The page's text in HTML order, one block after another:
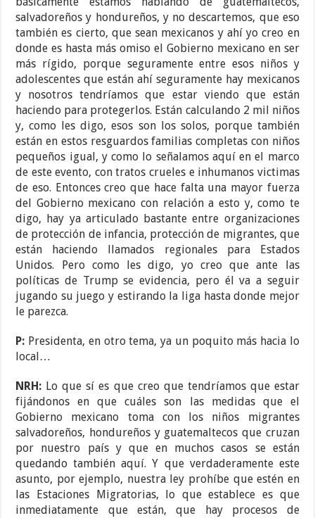
salvadoreños y hondureños, y no descartemos, que eso
también es cierto, que sean mexicanos y ahí yo creo en
donde es hasta más omiso el Gobierno mexicano en ser
más rígido, porque seguramente entre esos niños y
adolescentes que están ahí seguramente hay mexicanos
y nosotros tendríamos que estar viendo que están
haciendo para protegerlos. Están calculando 2 mil niños
y, como les digo, esos son los solos, porque también
están en estos resguardos familias completas con niños
pequeños igual, y como lo señalamos aquí en el marco
de este evento, con tratos crueles e inhumanos victimas
de eso. Entonces creo que hace falta una mayor fuerza
del Gobierno mexicano con relación a esto y, como te
digo, hay ya articulado bastante entre organizaciones
de protección de infancia, protección de migrantes, que
están haciendo llamados regionales para Estados
Unidos. Pero como les digo, yo creo que ante las
políticas de Trump se evidencia, pero él va a seguir
jugando su juego y estirando la liga hasta donde mejor
le parezca.
P: Presidenta, en otro tema, ya un poquito más hacia lo
local…
NRH: Lo que sí es que creo que tendríamos que estar
fijándonos en que cuáles son las medidas que el
Gobierno mexicano toma con los niños migrantes
salvadoreños, hondureños y guatemaltecos que cruzan
por nuestro país y que en muchos casos se están
quedando también aquí. Y que verdaderamente este
asunto, por ejemplo, nuestra ley prohíbe que estén en
las Estaciones Migratorias, lo que establece es que
inmediatamente que están, que hay procesos de